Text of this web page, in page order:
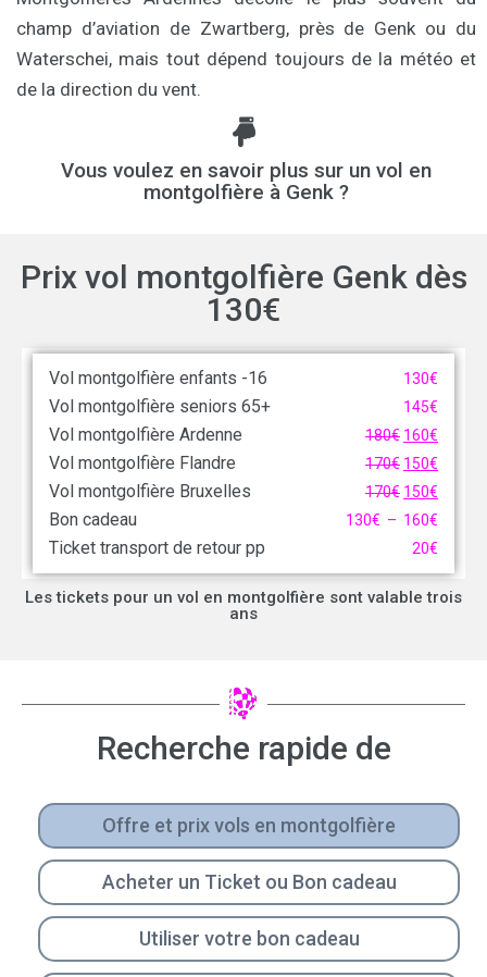
champ d’aviation de Zwartberg, près de Genk ou du
Waterschei, mais tout dépend toujours de la météo et
de la direction du vent.
Vous voulez en savoir plus sur un vol en
montgolfière à Genk ?
Prix vol montgolfière Genk dès
130€
Vol montgolfière enfants -16 130€
Vol montgolfière seniors 65+ 145€
Vol montgolfière Ardenne 180€ 160€
Vol montgolfière Flandre 170€ 150€
Vol montgolfière Bruxelles 170€ 150€
Bon cadeau 130€ – 160€
Ticket transport de retour pp 20€
Les tickets pour un vol en montgolfière sont valable trois
ans
Recherche rapide de
Offre et prix vols en montgolfière
Acheter un Ticket ou Bon cadeau
Utiliser votre bon cadeau